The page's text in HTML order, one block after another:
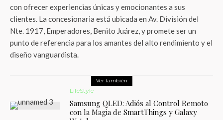
con ofrecer experiencias únicas y emocionantes a sus
clientes. La concesionaria está ubicada en Av. División del
Nte. 1917, Emperadores, Benito Juárez, y promete ser un
punto de referencia para los amantes del alto rendimiento y el
diseño vanguardista.
Ver también
LifeStyle
Samsung QLED: Adiós al Control Remoto
con la Magia de SmartThings y Galaxy